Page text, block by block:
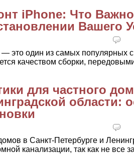
iPhone: Что
Вашего
— это один из самых популярных
качеством сборки,
для частного
области:
в Санкт-Петербурге и
канализации, так как не все